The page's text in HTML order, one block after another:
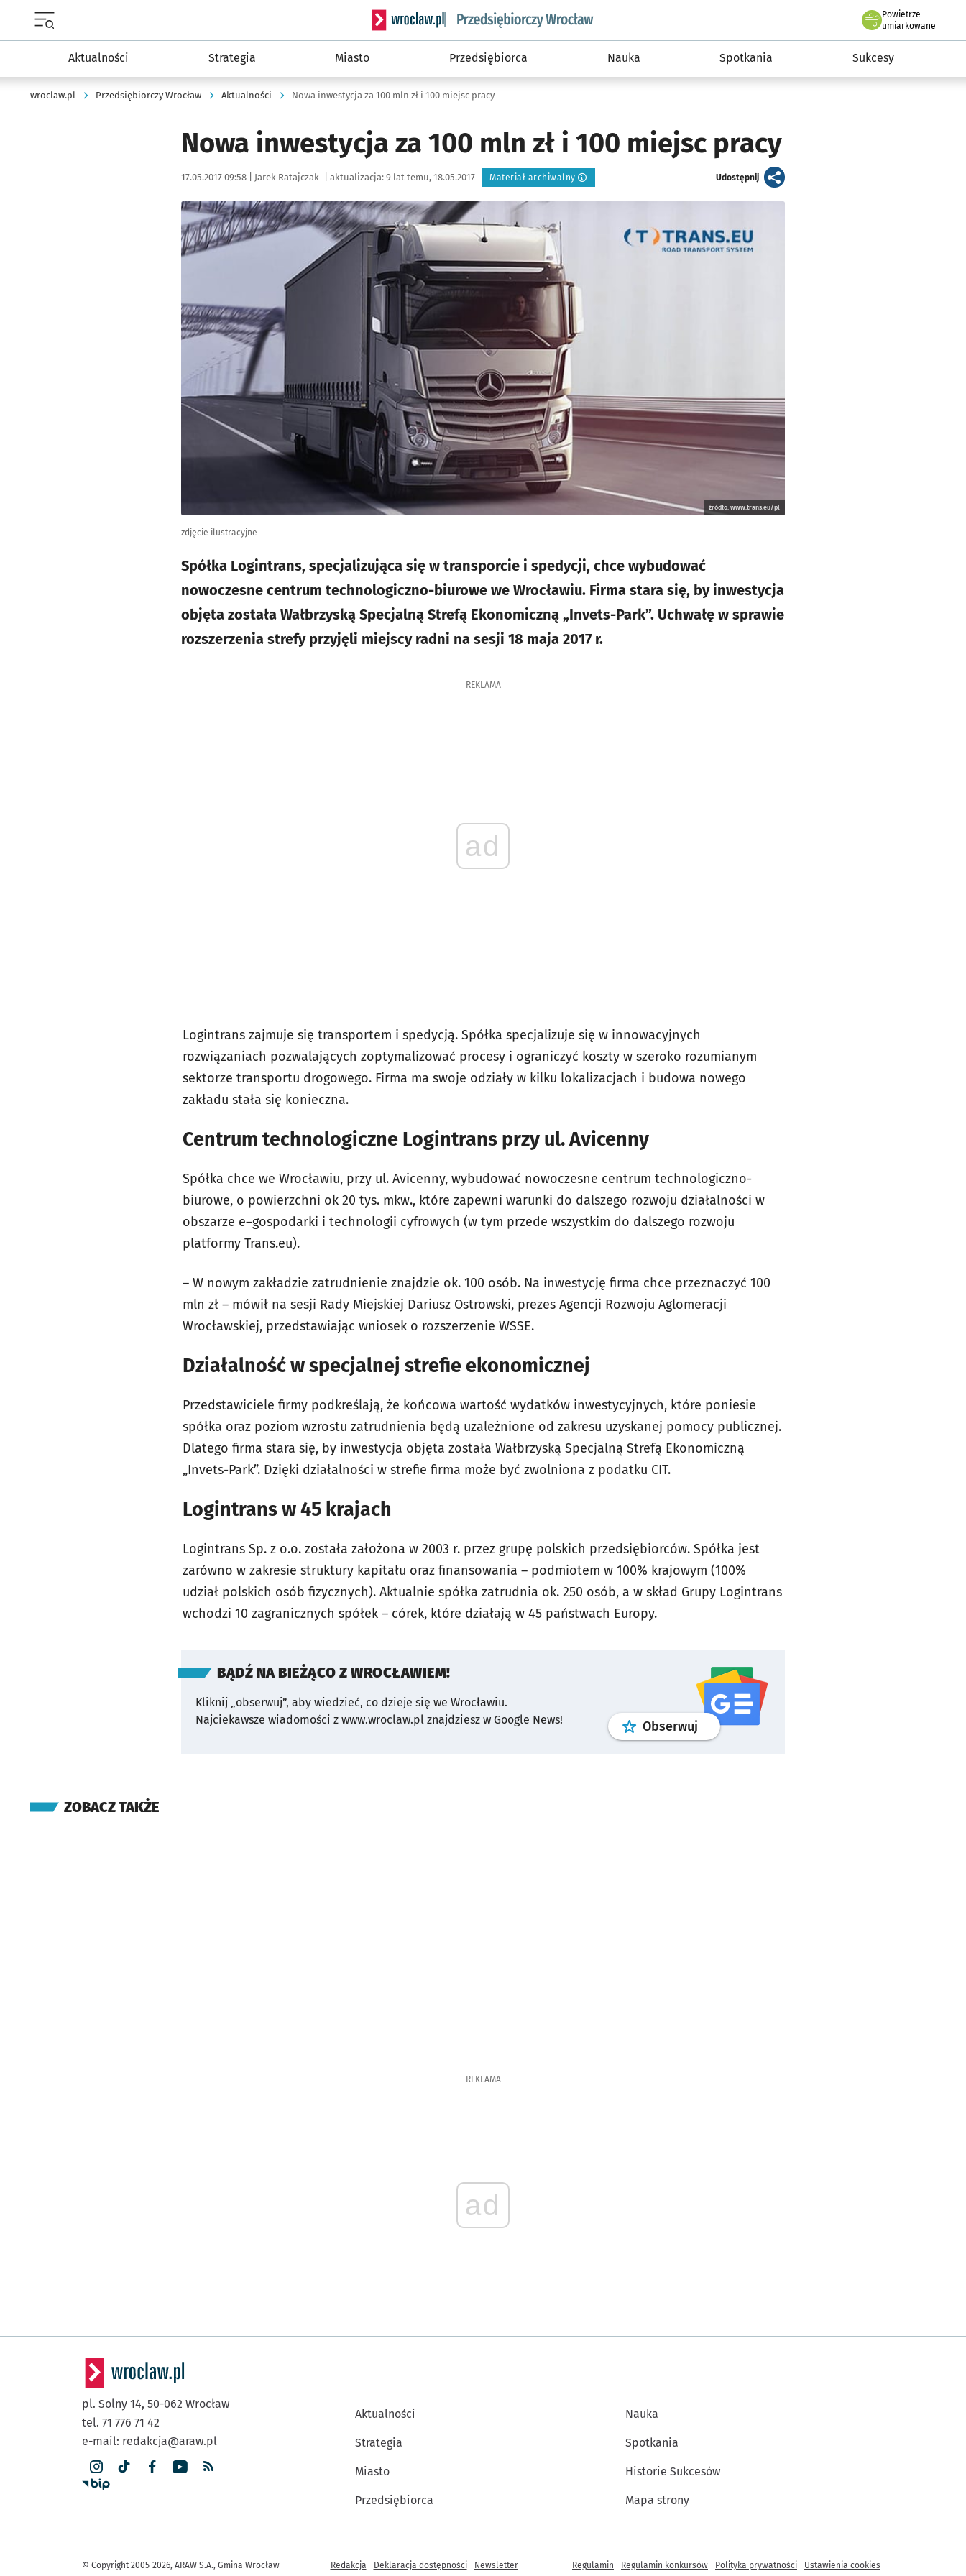
Serwis informacyjny wroclaw.pl podserwis: Strategia rozwoju przedsiębiorczości miasta Wrocławia
Powietrze
we Wrocławiu
umiarkowane
Aktualności Strategia Miasto Przedsiębiorca Nauka Spotkania Sukcesy
wroclaw.pl Przedsiębiorczy Wrocław Aktualności Nowa inwestycja za 100 mln zł i 100 miejsc pracy
Nowa inwestycja za 100 mln zł i 100 miejsc pracy
Data publikacji:
17.05.2017 09:58 | Autor:
Jarek Ratajczak aktualizacja: 9 lat temu, 18.05.2017 Materiał archiwalny Udostępnijartykuł
Kliknij, aby powiększyć
źródło: www.trans.eu/pl
zdjęcie ilustracyjne
Spółka Logintrans, specjalizująca się w transporcie i spedycji, chce wybudować
nowoczesne centrum technologiczno-biurowe we Wrocławiu. Firma stara się, by inwestycja
objęta została Wałbrzyską Specjalną Strefą Ekonomiczną „Invets-Park”. Uchwałę w sprawie
rozszerzenia strefy przyjęli miejscy radni na sesji 18 maja 2017 r.
REKLAMA
ad
Logintrans zajmuje się transportem i spedycją. Spółka specjalizuje się w innowacyjnych
rozwiązaniach pozwalających zoptymalizować procesy i ograniczyć koszty w szeroko rozumianym
sektorze transportu drogowego. Firma ma swoje odziały w kilku lokalizacjach i budowa nowego
zakładu stała się konieczna.
Centrum technologiczne Logintrans przy ul. Avicenny
Spółka chce we Wrocławiu, przy ul. Avicenny, wybudować nowoczesne centrum technologiczno-
biurowe, o powierzchni ok 20 tys. mkw., które zapewni warunki do dalszego rozwoju działalności w
obszarze e–gospodarki i technologii cyfrowych (w tym przede wszystkim do dalszego rozwoju
platformy Trans.eu).
– W nowym zakładzie zatrudnienie znajdzie ok. 100 osób. Na inwestycję firma chce przeznaczyć 100
mln zł – mówił na sesji Rady Miejskiej Dariusz Ostrowski, prezes Agencji Rozwoju Aglomeracji
Wrocławskiej, przedstawiając wniosek o rozszerzenie WSSE.
Działalność w specjalnej strefie ekonomicznej
Przedstawiciele firmy podkreślają, że końcowa wartość wydatków inwestycyjnych, które poniesie
spółka oraz poziom wzrostu zatrudnienia będą uzależnione od zakresu uzyskanej pomocy publicznej.
Dlatego firma stara się, by inwestycja objęta została Wałbrzyską Specjalną Strefą Ekonomiczną
„Invets-Park”. Dzięki działalności w strefie firma może być zwolniona z podatku CIT.
Logintrans w 45 krajach
Logintrans Sp. z o.o. została założona w 2003 r. przez grupę polskich przedsiębiorców. Spółka jest
zarówno w zakresie struktury kapitału oraz finansowania – podmiotem w 100% krajowym (100%
udział polskich osób fizycznych). Aktualnie spółka zatrudnia ok. 250 osób, a w skład Grupy Logintrans
wchodzi 10 zagranicznych spółek – córek, które działają w 45 państwach Europy.
BĄDŹ NA BIEŻĄCO Z WROCŁAWIEM!
Kliknij „obserwuj”, aby wiedzieć, co dzieje się we Wrocławiu.
Najciekawsze wiadomości z www.wroclaw.pl znajdziesz w Google News!
Obserwuj profilgoogle news
ZOBACZ TAKŻE
REKLAMA
ad
pl. Solny 14, 50-062 Wrocław
tel. 71 776 71 42
e-mail: redakcja@araw.pl
Aktualności
Strategia
Miasto
Przedsiębiorca
Nauka
Spotkania
Historie Sukcesów
Mapa strony
© Copyright 2005-2026, ARAW S.A., Gmina Wrocław Inne informacje
Redakcja Deklaracja dostępności Newsletter Regulamin Regulamin konkursów Polityka prywatności Ustawienia cookies